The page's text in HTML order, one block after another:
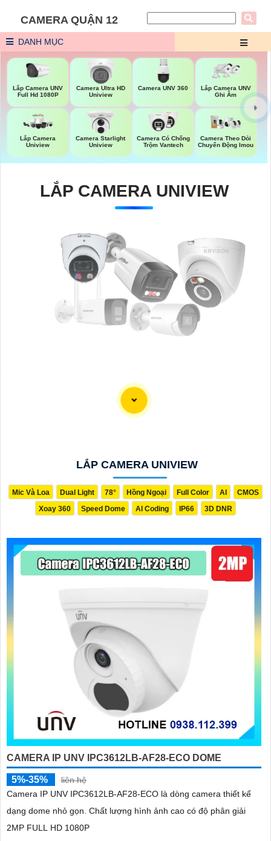
CAMERA QUẬN 12
DANH MỤC
Lắp Camera UNV
Full Hd 1080P
Camera Ultra HD
Uniview
Camera UNV 360
Lắp Camera UNV
Ghi Âm
Lắp Camera
Uniview
Camera Starlight
Uniview
Camera Có Chống
Trộm Vantech
Camera Theo Dỏi
Chuyển Động Imou
LẮP CAMERA UNIVIEW
LẮP CAMERA UNIVIEW
Mic Và Loa Dual Light 78° Hồng Ngoại Full Color AI
CMOS
Xoay 360
Speed Dome AI Coding IP66 3D DNR
CAMERA IP UNV IPC3612LB-AF28-ECO DOME
5%-35%
liên hệ
Camera IP UNV IPC3612LB-AF28-ECO là dòng camera thiết kế
dạng dome nhỏ gọn. Chất lượng hình ảnh cao có độ phân giải
2MP FULL HD 1080P